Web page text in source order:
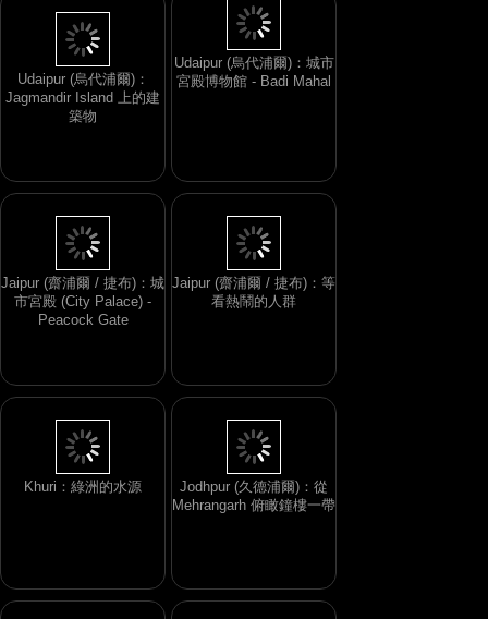
Udaipur (烏代浦爾)：
Jagmandir Island 上的建
築物
Udaipur (烏代浦爾)：城市
宮殿博物館 - Badi Mahal
Jaipur (齋浦爾 / 捷布)：城
市宮殿 (City Palace) -
Peacock Gate
Jaipur (齋浦爾 / 捷布)：等
看熱鬧的人群
Khuri：綠洲的水源
Jodhpur (久德浦爾)：從
Mehrangarh 俯瞰鐘樓一帶